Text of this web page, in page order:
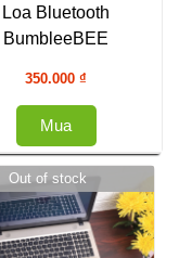
Loa Bluetooth
BumbleeBEE
350.000₫
Mua
Out of stock